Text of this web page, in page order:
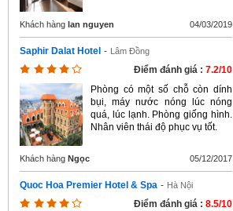
Khách hàng lan nguyen 04/03/2019
Saphir Dalat Hotel - Lâm Đồng
Điểm đánh giá : 7.2/10
Phòng có một số chỗ còn dính
bụi, máy nước nóng lúc nóng
quá, lúc lạnh. Phòng giống hình.
Nhân viên thái độ phục vụ tốt.
Khách hàng Ngọc 05/12/2017
Quoc Hoa Premier Hotel & Spa - Hà Nội
Điểm đánh giá : 8.5/10